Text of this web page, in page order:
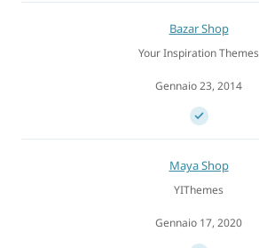
Bazar Shop
Your Inspiration Themes
Gennaio 23, 2014
Maya Shop
YIThemes
Gennaio 17, 2020